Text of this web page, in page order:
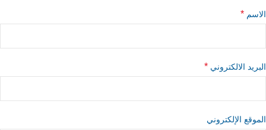
الاسم *
البريد الالكتروني *
الموقع الإلكتروني